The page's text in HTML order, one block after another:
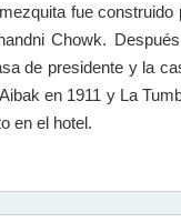
fue
Chowk.
de presidente y la
en 1911 y La
en el hotel.